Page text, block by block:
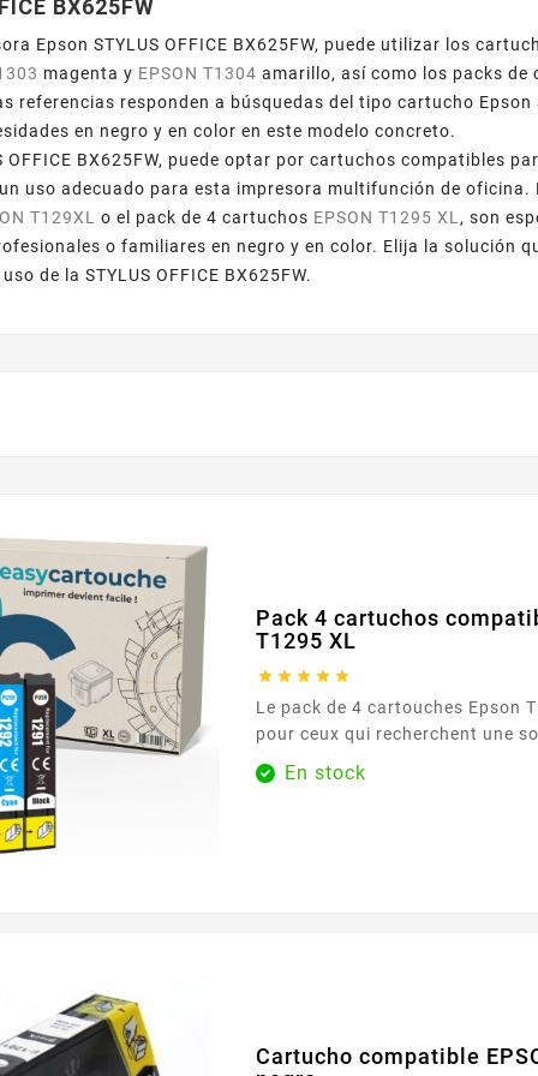
BX625FW
Epson STYLUS OFFICE BX625FW, puede utilizar los
magenta y EPSON T1304 amarillo, así como los packs
referencias responden a búsquedas del tipo cartucho Epson
en negro y en color en este modelo concreto.
OFFICE BX625FW, puede optar por cartuchos compatibles
uso adecuado para esta impresora multifunción de oficina.
T129XL
o el pack de 4 cartuchos EPSON T1295 XL , son
o familiares en negro y en color. Elija la solución
de la STYLUS OFFICE BX625FW.
Pack 4 cartuchos
T1295 XL
    
Le pack de 4 cartouches Epson
pour ceux qui recherchent une
pour leurs besoins
cartouche de chaque couleur
En stock
Cartucho compatible